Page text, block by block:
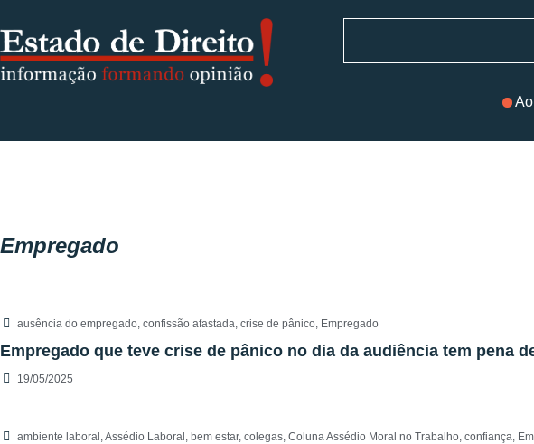
Empregado
ausência do empregado, confissão afastada, crise de pânico, Empregado
Empregado que teve crise de pânico no dia da audiência tem pena
19/05/2025
ambiente laboral ,Assédio Laboral , bem estar, colegas, Coluna Assédio Moral no Trabalho, confiança,